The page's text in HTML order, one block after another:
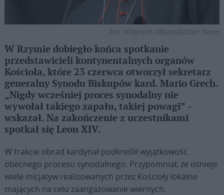
Fot. Wojciech Olkusnik/East News
W Rzymie dobiegło końca spotkanie
przedstawicieli kontynentalnych organów
Kościoła, które 23 czerwca otworzył sekretarz
generalny Synodu Biskupów kard. Mario Grech.
„Nigdy wcześniej proces synodalny nie
wywołał takiego zapału, takiej powagi” –
wskazał. Na zakończenie z uczestnikami
spotkał się Leon XIV.
W trakcie obrad kardynał podkreślił wyjątkowość
obecnego procesu synodalnego. Przypomniał, że istnieje
wiele inicjatyw realizowanych przez Kościoły lokalne
mających na celu zaangażowanie wiernych.